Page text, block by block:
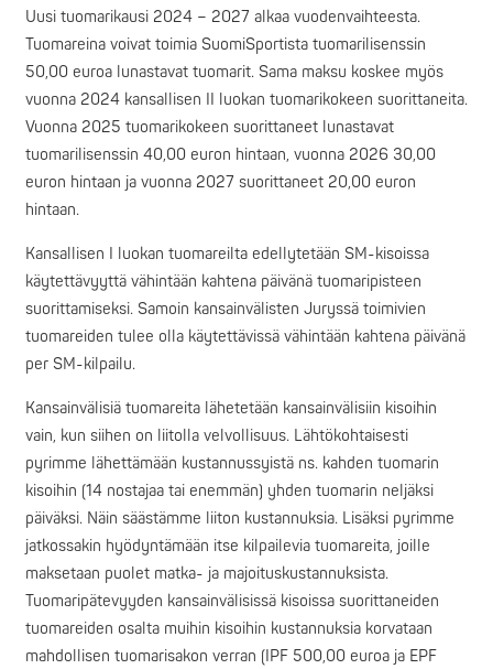
Uusi tuomarikausi 2024 – 2027 alkaa vuodenvaihteesta.
Tuomareina voivat toimia SuomiSportista tuomarilisenssin
50,00 euroa lunastavat tuomarit. Sama maksu koskee myös
vuonna 2024 kansallisen II luokan tuomarikokeen suorittaneita.
Vuonna 2025 tuomarikokeen suorittaneet lunastavat
tuomarilisenssin 40,00 euron hintaan, vuonna 2026 30,00
euron hintaan ja vuonna 2027 suorittaneet 20,00 euron
hintaan.
Kansallisen I luokan tuomareilta edellytetään SM-kisoissa
käytettävyyttä vähintään kahtena päivänä tuomaripisteen
suorittamiseksi. Samoin kansainvälisten Juryssä toimivien
tuomareiden tulee olla käytettävissä vähintään kahtena päivänä
per SM-kilpailu.
Kansainvälisiä tuomareita lähetetään kansainvälisiin kisoihin
vain, kun siihen on liitolla velvollisuus. Lähtökohtaisesti
pyrimme lähettämään kustannussyistä ns. kahden tuomarin
kisoihin (14 nostajaa tai enemmän) yhden tuomarin neljäksi
päiväksi. Näin säästämme liiton kustannuksia. Lisäksi pyrimme
jatkossakin hyödyntämään itse kilpailevia tuomareita, joille
maksetaan puolet matka- ja majoituskustannuksista.
Tuomaripätevyyden kansainvälisissä kisoissa suorittaneiden
tuomareiden osalta muihin kisoihin kustannuksia korvataan
mahdollisen tuomarisakon verran (IPF 500,00 euroa ja EPF